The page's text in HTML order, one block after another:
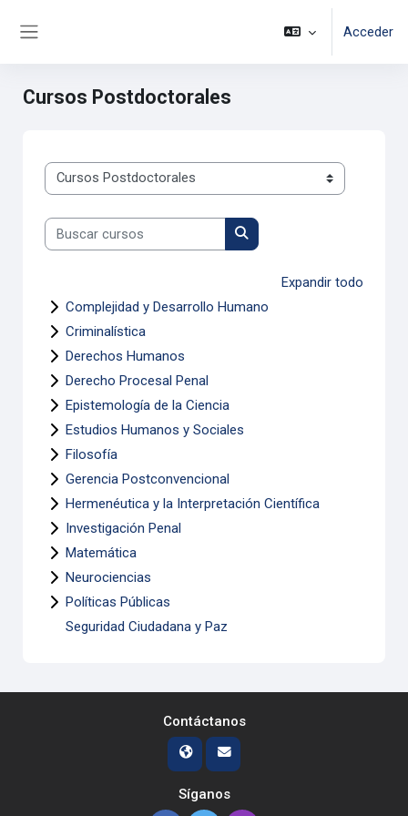
Acceder
Cursos Postdoctorales
Categorías
Buscar cursos
Buscar cursos
Expandir todo
Complejidad y Desarrollo Humano
Criminalística
Derechos Humanos
Derecho Procesal Penal
Epistemología de la Ciencia
Estudios Humanos y Sociales
Filosofía
Gerencia Postconvencional
Hermenéutica y la Interpretación Científica
Investigación Penal
Matemática
Neurociencias
Políticas Públicas
Seguridad Ciudadana y Paz
Contáctanos
Síganos